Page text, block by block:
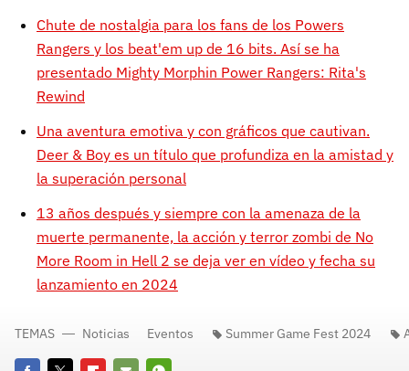
Chute de nostalgia para los fans de los Powers
Rangers y los beat'em up de 16 bits. Así se ha
presentado Mighty Morphin Power Rangers: Rita's
Rewind
Una aventura emotiva y con gráficos que cautivan.
Deer & Boy es un título que profundiza en la amistad y
la superación personal
13 años después y siempre con la amenaza de la
muerte permanente, la acción y terror zombi de No
More Room in Hell 2 se deja ver en vídeo y fecha su
lanzamiento en 2024
TEMAS Noticias Eventos Summer Game Fest 2024